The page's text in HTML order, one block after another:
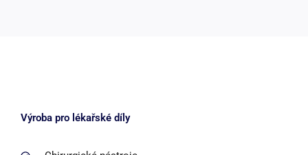
Výroba pro lékařské díly